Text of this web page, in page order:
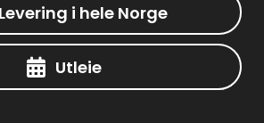
Levering i hele Norge
Utleie